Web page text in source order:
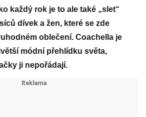
každý rok je to ale také „slet“
dívek a žen, které se zde
oblečení. Coachella je
módní přehlídku světa,
ji nepořádají.